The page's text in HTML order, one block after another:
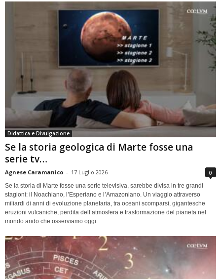
Didattica e Divulgazione
Se la storia geologica di Marte fosse una
serie tv…
Agnese Caramanico - 17 Luglio 2026 0
Se la storia di Marte fosse una serie televisiva, sarebbe divisa in tre grandi
stagioni: il Noachiano, l’Esperiano e l’Amazoniano. Un viaggio attraverso
miliardi di anni di evoluzione planetaria, tra oceani scomparsi, gigantesche
eruzioni vulcaniche, perdita dell’atmosfera e trasformazione del pianeta nel
mondo arido che osserviamo oggi.